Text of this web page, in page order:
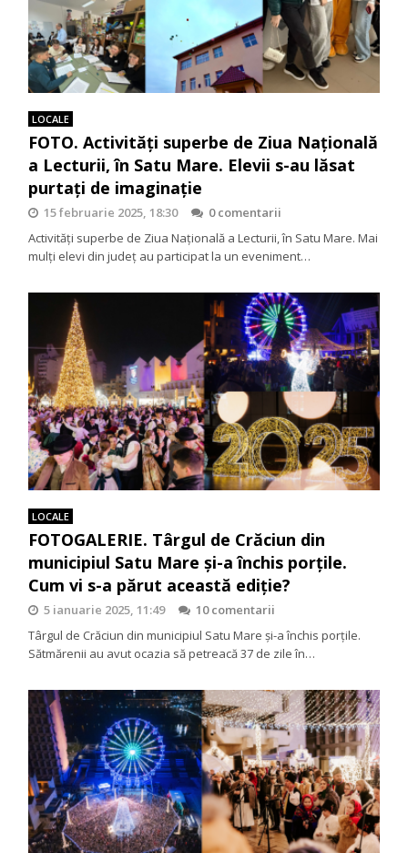
LOCALE
FOTO. Activități superbe de Ziua Națională
a Lecturii, în Satu Mare. Elevii s-au lăsat
purtați de imaginație
15 februarie 2025, 18:30
0 comentarii
Activități superbe de Ziua Națională a Lecturii, în Satu Mare. Mai
mulți elevi din județ au participat la un eveniment…
LOCALE
FOTOGALERIE. Târgul de Crăciun din
municipiul Satu Mare și-a închis porțile.
Cum vi s-a părut această ediție?
5 ianuarie 2025, 11:49
10 comentarii
Târgul de Crăciun din municipiul Satu Mare și-a închis porțile.
Sătmărenii au avut ocazia să petreacă 37 de zile în…